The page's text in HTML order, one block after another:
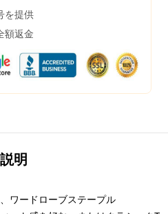
を提供
額返金
説明
ワードローブステープル